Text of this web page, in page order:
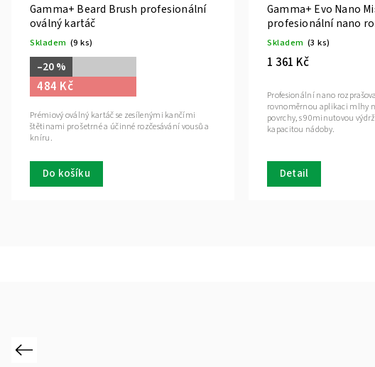
Mat
podložka
s prostorem pro
pořádku a ochranu
Gamma+ USB Port HUB Station
Profesionální USB hub se třemi porty pro rychlé
nabíjení až tří zařízení současně, ideální pro
kadeřnické a barber stanice s omezeným přístupem
k zásuvkám.
Previous